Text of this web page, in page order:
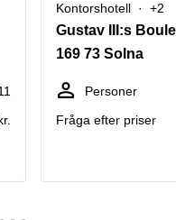
Kontorshotell +2
Gustav III:s
169 73 Solna
Personer
Fråga efter priser